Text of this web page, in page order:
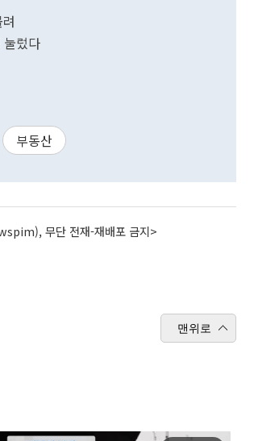
렀다
부동산
무단 전재-재배포 금지>
맨위로